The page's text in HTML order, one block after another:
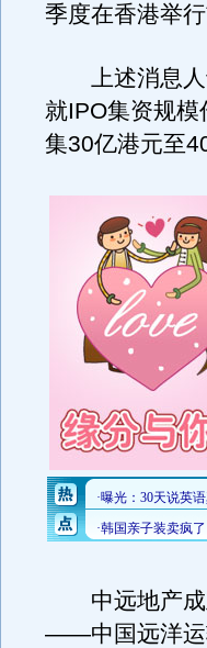
季度在香港举
上述消息人
就IPO集资规
集30亿港元至
中远地产成
——中国远洋运